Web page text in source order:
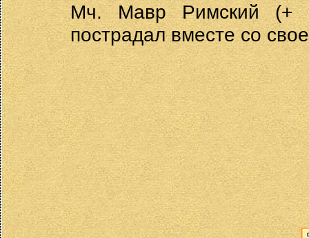
Мч. Мавр Римский (+
пострадал вместе со